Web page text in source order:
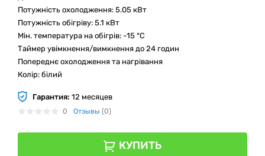
Потужність охолодження: 5.05 кВт
Потужність обігріву: 5.1 кВт
Мін. температура на обігрів: -15 °C
Таймер увімкнення/вимкнення до 24 годин
Попереднє охолодження та нагрівання
Колір: білий
Гарантия: 12 месяцев
0 Отзывы (0)
КУПИТЬ